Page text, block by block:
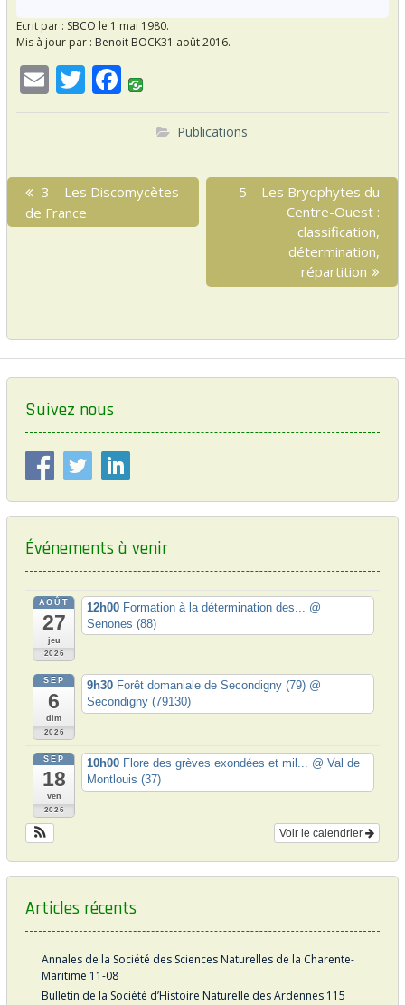
Ecrit par : SBCO le 1 mai 1980.
Mis à jour par : Benoit BOCK31 août 2016.
E T F
o
o
Publications
N
v
t
i
l
’
P
r
e
t
:
3 – Les Discomycètes
de France
N
o
5 – Les Bryophytes du
Centre-Ouest :
classification,
détermination,
répartition
Suivez nous
Événements à venir
AOÛT
27
jeu
2026
12h00 Formation à la détermination des... @
Senones (88)
SEP
6
dim
2026
9h30 Forêt domaniale de Secondigny (79) @
Secondigny (79130)
SEP
18
ven
2026
10h00 Flore des grèves exondées et mil... @ Val de
Montlouis (37)
Voir le calendrier
Articles récents
Annales de la Société des Sciences Naturelles de la Charente-
Maritime 11-08
Bulletin de la Société d’Histoire Naturelle des Ardennes 115